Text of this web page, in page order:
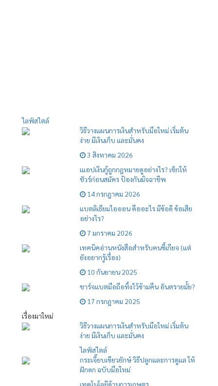
ไลฟ์สไตล์
วิธีวางแผนการเงินสำหรับมือใหม่ เริ่มต้น
ง่าย มีเงินเก็บ และมั่นคง
3 สิงหาคม 2026
เแอปเงินกู้ถูกกฎหมายดูอย่างไร? เช็กให้
ชัวร์ก่อนสมัคร ป้องกันมิจฉาชีพ
14 กรกฎาคม 2026
แบตลิเธียมไอออน คืออะไร มีข้อดี ข้อเสีย
อย่างไร?
7 มกราคม 2026
เทคนิคอ่านหนังสือสำหรับคนขี้เกียจ (แต่
ยังอยากรู้เรื่อง)
10 กันยายน 2025
ชาร์จแบตมือถือทิ้งไว้ข้ามคืน อันตรายมั้ย?
17 กรกฎาคม 2025
เรื่องมาใหม่
วิธีวางแผนการเงินสำหรับมือใหม่ เริ่มต้น
ง่าย มีเงินเก็บ และมั่นคง
ไลฟ์สไตล์
กระเจี๊ยบเขียวยักษ์ วิธีปลูกและการดูแล ให้
ฝักดก ฉบับมือใหม่
เทคโนโลยีด้านการเกษตร